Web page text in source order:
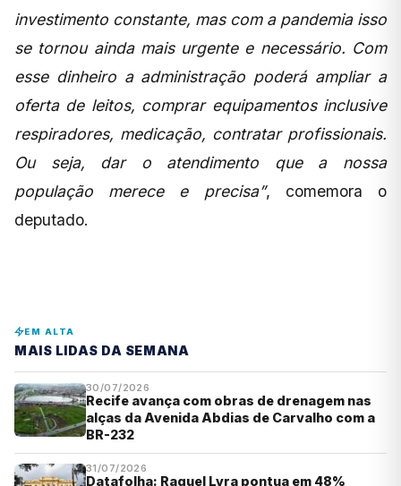
investimento constante, mas com a pandemia isso
se tornou ainda mais urgente e necessário. Com
esse dinheiro a administração poderá ampliar a
oferta de leitos, comprar equipamentos inclusive
respiradores, medicação, contratar profissionais.
Ou seja, dar o atendimento que a nossa
população merece e precisa”, comemora o
deputado.
EM ALTA
MAIS LIDAS DA SEMANA
30/07/2026
Recife avança com obras de drenagem nas
alças da Avenida Abdias de Carvalho com a
BR-232
31/07/2026
Datafolha: Raquel Lyra pontua em 48%